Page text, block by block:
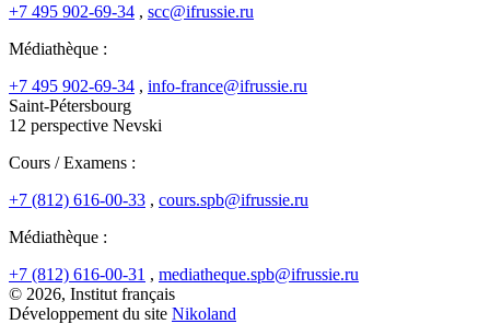
+7 495 902-69-34 , scc@ifrussie.ru
Médiathèque :
+7 495 902-69-34 , info-france@ifrussie.ru
Saint-Pétersbourg
12 perspective Nevski
Cours / Examens :
+7 (812) 616-00-33 , cours.spb@ifrussie.ru
Médiathèque :
+7 (812) 616-00-31 , mediatheque.spb@ifrussie.ru
© 2026, Institut français
Développement du site Nikoland